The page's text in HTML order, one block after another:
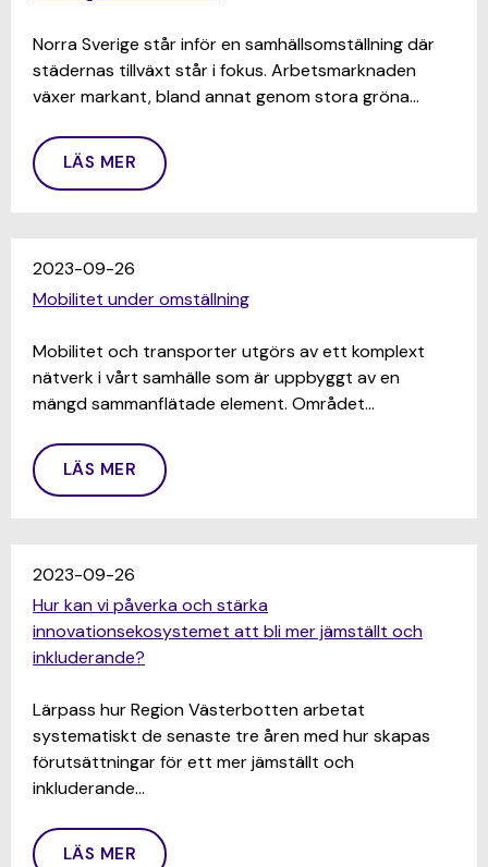
Norra Sverige står inför en samhällsomställning där
städernas tillväxt står i fokus. Arbetsmarknaden
växer markant, bland annat genom stora gröna…
LÄS MER
2023-09-26
Mobilitet under omställning
Mobilitet och transporter utgörs av ett komplext
nätverk i vårt samhälle som är uppbyggt av en
mängd sammanflätade element. Området…
LÄS MER
2023-09-26
Hur kan vi påverka och stärka
innovationsekosystemet att bli mer jämställt och
inkluderande?
Lärpass hur Region Västerbotten arbetat
systematiskt de senaste tre åren med hur skapas
förutsättningar för ett mer jämställt och
inkluderande…
LÄS MER